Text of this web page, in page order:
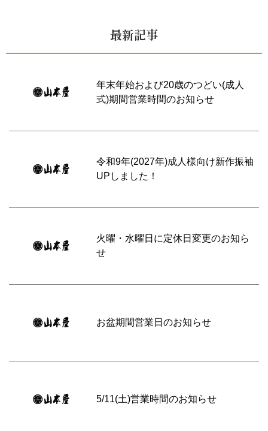
最新記事
年末年始および20歳のつどい(成人
式)期間営業時間のお知らせ
令和9年(2027年)成人様向け新作振袖
UPしました！
火曜・水曜日に定休日変更のお知ら
せ
お盆期間営業日のお知らせ
5/11(土)営業時間のお知らせ